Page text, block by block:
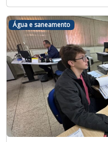
Água e saneamento